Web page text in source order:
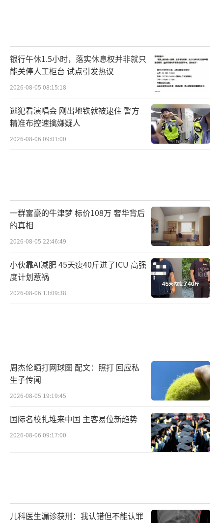
银行午休1.5小时，落实休息权并非就只
能关停人工柜台 试点引发热议
2026-08-05 08:15:18
逃犯看演唱会 刚出地铁就被逮住 警方
精准布控速擒嫌疑人
2026-08-06 09:01:00
一群富豪的牛津梦 标价108万 奢华背后
的真相
2026-08-05 22:46:49
小伙靠AI减肥 45天瘦40斤进了ICU 高强
度计划惹祸
2026-08-06 13:09:38
周杰伦晒打网球图 配文：照打 回应私
生子传闻
2026-08-05 19:19:45
国际名校扎堆来中国 主客易位新趋势
2026-08-06 09:17:00
儿科医生漏诊获刑：我认错但不能认罪